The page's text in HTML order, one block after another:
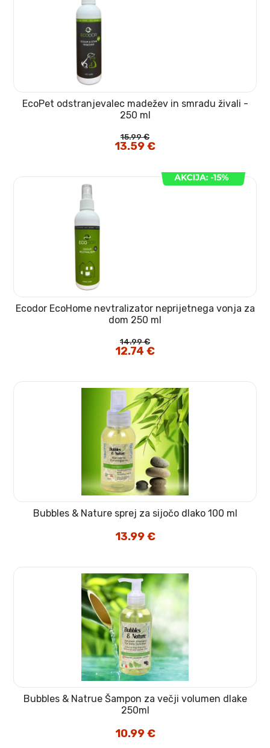
EcoPet odstranjevalec madežev in smradu živali -
250 ml
15.99€
Izvirna
cena
13.59€Trenutna
cena
Ecodor EcoHome nevtralizator neprijetnega vonja za
dom 250 ml
14.99€
Izvirna
cena
12.74 €Trenutna
cena
Bubbles & Nature sprej za sijočo dlako 100 ml
13.99€
Bubbles & Natrue Šampon za večji volumen dlake
250ml
10.99€